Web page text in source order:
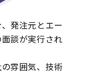
発注元とエー
談が実行され
雰囲気、技術